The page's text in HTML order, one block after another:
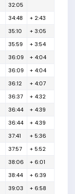
32:05
34:48
+ 2:43
35:10
+ 3:05
35:59
+ 3:54
36:09
+ 4:04
36:09
+ 4:04
36:12
+ 4:07
36:37
+ 4:32
36:44
+ 4:39
36:44
+ 4:39
37:41
+ 5:36
37:57
+ 5:52
38:06
+ 6:01
38:44
+ 6:39
39:03
+ 6:58